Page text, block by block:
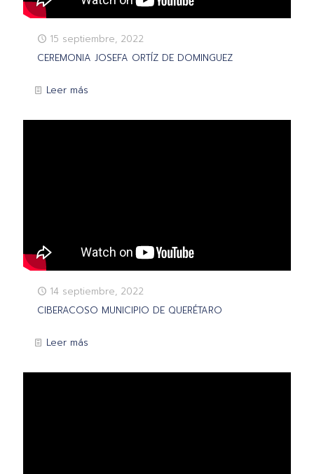
15 septiembre, 2022
CEREMONIA JOSEFA ORTÍZ DE DOMINGUEZ
Leer más
14 septiembre, 2022
CIBERACOSO MUNICIPIO DE QUERÉTARO
Leer más